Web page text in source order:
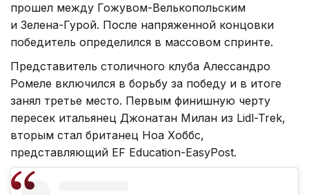
прошел между Гожувом-Велькопольским
и Зелена-Гурой. После напряженной концовки
победитель определился в массовом спринте.
Представитель столичного клуба Алессандро
Ромеле включился в борьбу за победу и в итоге
занял третье место. Первым финишную черту
пересек итальянец Джонатан Милан из Lidl-Trek,
вторым стал британец Ноа Хоббс,
представляющий EF Education-EasyPost.